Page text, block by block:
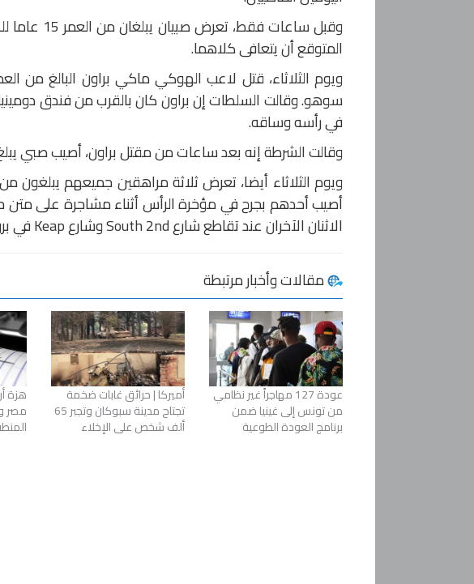
وقبل
المتوقع أن يتعافى كلاهما.
سوهو. وقالت السلطات إن براون كان بالقرب من فندق
في رأسه وساقه.
وقالت الشرطة إنه بعد ساعات من مقتل براون، أصيب صبي يبلغ من العمر 17 عاما
أصيب أحدهم بجرح في مؤخرة الرأس أثناء مشاجرة على متن
الاثنان الآخران عند تقاطع شارع South 2nd وشارع Keap في بروكلين.
مقالات وأخبار مرتبطة
عودة 127 مهاجراً غير نظامي
من تونس إلى غينيا ضمن
برنامج العودة الطوعية
أميركا | حرائق غابات ضخمة
تجتاح مدينة سبوكان وتجبر 65
ألف شخص على الإخلاء
هزة
مصر